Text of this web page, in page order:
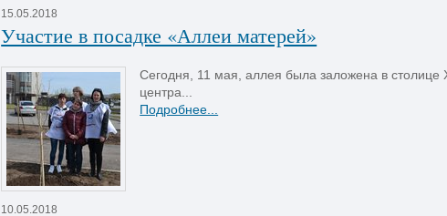
15.05.2018
Участие в посадке «Аллеи матерей»
Сегодня, 11 мая, аллея была заложена в столице
центра...
Подробнее...
10.05.2018